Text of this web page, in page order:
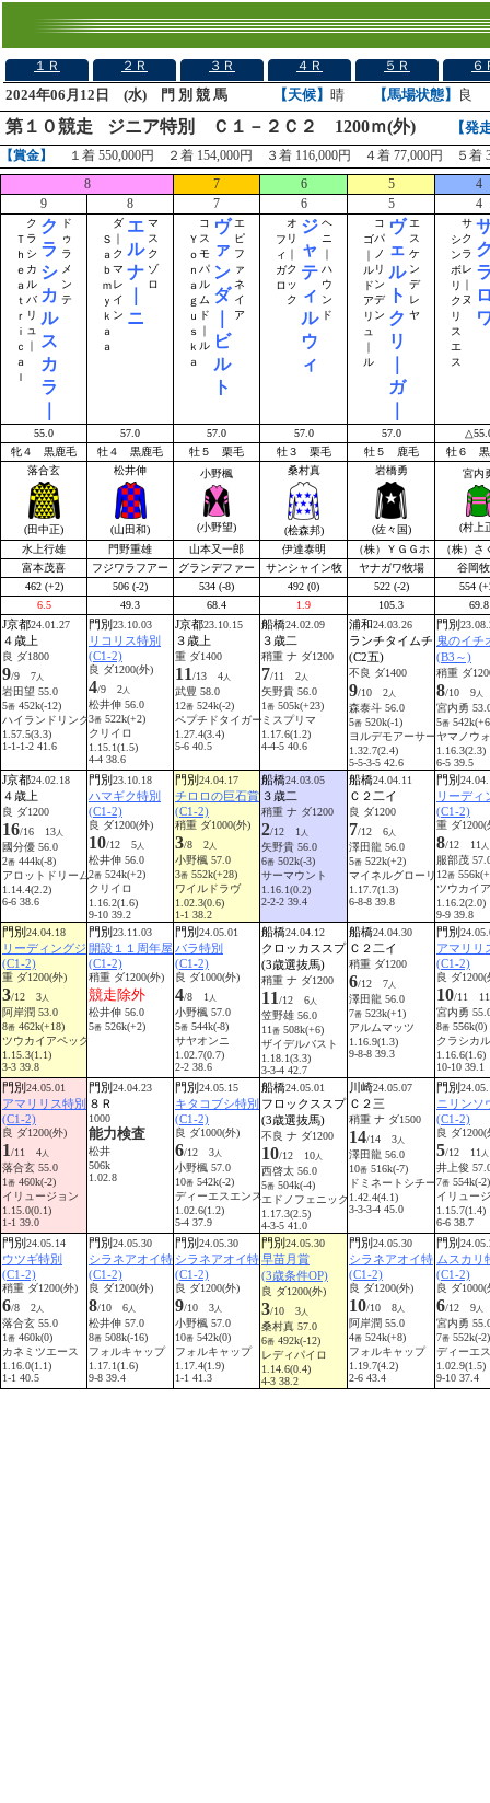
１Ｒ ２Ｒ ３Ｒ ４Ｒ ５Ｒ ６
2024年06月12日 (水) 門 別 競 馬 【天候】 晴 【馬場状態】 良
第１０競走 ジニア特別 Ｃ１－２Ｃ２ 1200ｍ(外) 【発
【賞金】
１着 550,000円 ２着 154,000円 ３着 116,000円 ４着 77,000円 ５着
8
7 6 5
4
9
8 7 6 5 4
Ｔ
ｈ
ｅ
ａ
ｔ
ｒ
ｉ
ｃ
ａ
ｌ
ク
ラ
シ
カ
ル
バ
リ
ュ
｜
ク
ラ
シ
カ
ル
ス
カ
ラ
｜
ド
ゥ
ラ
メ
ン
テ
Ｓ
ａ
ｂ
ｍ
ｙ
ｋ
ａ
ａ
ダ
｜
ク
マ
レ
イ
ン
エ
ル
ナ
｜
ニ
マ
ス
ク
ゾ
ロ
Ｙ
ｏ
ｎ
ａ
ｇ
ｕ
ｓ
ｋ
ａ
コ
ス
モ
パ
ル
ム
ド
｜
ル
ヴ
ァ
ン
ダ
｜
ビ
ル
ト
エ
ピ
フ
ァ
ネ
イ
ア
フ
ィ
ガ
ロ
オ
リ
｜
ク
ッ
ク
ジ
ャ
テ
ィ
ル
ウ
ィ
ヘ
ニ
｜
ハ
ウ
ン
ド
ゴ
｜
ル
ド
ア
リ
ュ
｜
ル
コ
パ
ノ
リ
ン
デ
ン
ヴ
ェ
ル
ト
ク
リ
｜
ガ
｜
エ
ス
ケ
ン
デ
レ
ヤ
シ
ン
ボ
リ
ク
リ
ス
エ
ス
サ
ク
ラ
レ
｜
ヌ
55.0 57.0 57.0 57.0 57.0
牝４ 黒鹿毛
牡４ 黒鹿毛 牡５ 栗毛 牡３ 栗毛 牡５ 鹿毛
牡６ 黒
落合玄
(田中正)
松井伸
(山田和)
小野楓
(小野望)
桑村真
(桧森邦)
岩橋勇
(佐々国)
宮内
(村上
水上行雄
門野重雄 山本又一郎 伊達泰明 （株）ＹＧＧホ
（株）さ
富本茂喜
フジワラフアー グランデファー サンシャイン牧 ヤナガワ牧場
谷岡
462 (+2)
506 (-2) 534 (-8) 492 (0) 522 (-2)
554
6.5
49.3 68.4 1.9 105.3 69.8
J京都24.01.27
４歳上
良 ダ1800
9/9 7人
岩田望 55.0
5番 452k(-12)
ハイランドリンク
1.57.5(3.3)
1-1-1-2 41.6
門別23.10.03
リコリス特別
(C1-2)
良 ダ1200(外)
4/9 2人
松井伸 56.0
3番 522k(+2)
クリイロ
1.15.1(1.5)
4-4 38.6
J京都23.10.15
３歳上
重 ダ1400
11/13 4人
武豊 58.0
12番 524k(-2)
ペプチドタイガー
1.27.4(3.4)
5-6 40.5
船橋24.02.09
３歳二
稍重 ナ ダ1200
7/11 2人
矢野貴 56.0
1 番 505k(+23)
ミスプリマ
1.17.6(1.2)
4-4-5 40.6
浦和24.03.26
ランチタイムチ
(C2五)
不良 ダ1400
9/10 2人
森泰斗 56.0
5番 520k(-1)
ヨルデモアーサー
1.32.7(2.4)
5-5-3-5 42.6
門別
鬼のイチ
(B3～)
稍重 ダ
8/10 9人
宮内勇
5番
ヤマノウ
1.16.3(2.3)
6-5 39.5
J京都24.02.18
４歳上
良 ダ1200
16/16 13人
國分優 56.0
2番 444k(-8)
アロットドリーム
1.14.4(2.2)
6-6 38.6
門別23.10.18
ハマギク特別
(C1-2)
良 ダ1200(外)
10/12 5人
松井伸 56.0
2番 524k(+2)
クリイロ
1.16.2(1.6)
9-10 39.2
門別24.04.17
チロロの巨石賞
(C1-2)
稍重 ダ1000(外)
3/8 2人
小野楓 57.0
3番 552k(+28)
ワイルドラヴ
1.02.3(0.6)
1-1 38.2
船橋24.03.05
３歳二
稍重 ナ ダ1200
2/12 1 人
矢野貴 56.0
6番 502k(-3)
サーマウント
1.16.1(0.2)
2-2-2 39.4
船橋24.04.11
Ｃ２二イ
良 ダ1200
7/12 6人
澤田龍 56.0
5番 522k(+2)
マイネルグローリ
1.17.7(1.3)
6-8-8 39.8
門別
リーディ
(C1-2)
重 ダ1200(
8/12 11 人
服部茂
12番
ツウカイ
1.16.2(2.0)
9-9 39.8
門別24.04.18
リーディングジ
(C1-2)
重 ダ1200(外)
3/12 3人
阿岸潤 53.0
8番 462k(+18)
ツウカイアペック
1.15.3(1.1)
3-3 39.8
門別23.11.03
開設１１周年屋
(C1-2)
稍重 ダ1200(外)
競走除外
松井伸 56.0
5番 526k(+2)
門別24.05.01
バラ特別
(C1-2)
良 ダ1000(外)
4/8 1 人
小野楓 57.0
5番 544k(-8)
サヤオンニ
1.02.7(0.7)
2-2 38.6
船橋24.04.12
クロッカススプ
(3歳選抜馬)
稍重 ナ ダ1200
11/12 6人
笠野雄 56.0
11 番 508k(+6)
ザイデルバスト
1.18.1(3.3)
3-3-4 42.7
船橋24.04.30
Ｃ２二イ
稍重 ダ1200
6/12 7人
澤田龍 56.0
7番 523k(+1)
アルムマッツ
1.16.9(1.3)
9-8-8 39.3
門別
アマリリ
(C1-2)
良 ダ1200(
10/11 11
宮内勇
8番 556k(0)
クラシカ
1.16.6(1.6)
10-10 39.1
門別24.05.01
アマリリス特別
(C1-2)
良 ダ1200(外)
1/11 4人
落合玄 55.0
1 番 460k(-2)
イリュージョン
1.15.0(0.1)
1-1 39.0
門別24.04.23
８Ｒ
1000
能力検査
松井
506k
1.02.8
門別24.05.15
キタコブシ特別
(C1-2)
良 ダ1000(外)
6/12 3人
小野楓 57.0
10番 542k(-2)
ディーエスエンス
1.02.6(1.2)
5-4 37.9
船橋24.05.01
フロックススプ
(3歳選抜馬)
不良 ナ ダ1200
10/12 10人
西啓太 56.0
5番 504k(-4)
エドノフェニック
1.17.3(2.5)
4-3-5 41.0
川崎24.05.07
Ｃ２三
稍重 ナ ダ1500
14/14 3人
澤田龍 56.0
10番 516k(-7)
ドミネートシチー
1.42.4(4.1)
3-3-3-4 45.0
門別
ニリンソ
(C1-2)
良 ダ1200(
5/12 11 人
井上俊
7番 554k(-2)
イリュー
1.15.7(1.4)
6-6 38.7
門別24.05.14
ウツギ特別
(C1-2)
稍重 ダ1200(外)
6/8 2人
落合玄 55.0
1 番 460k(0)
カネミツエース
1.16.0(1.1)
1-1 40.5
門別24.05.30
シラネアオイ特
(C1-2)
良 ダ1200(外)
8/10 6人
松井伸 57.0
8番 508k(-16)
フォルキャップ
1.17.1(1.6)
9-8 39.4
門別24.05.30
シラネアオイ特
(C1-2)
良 ダ1200(外)
9/10 3人
小野楓 57.0
10番 542k(0)
フォルキャップ
1.17.4(1.9)
1-1 41.3
門別24.05.30
早苗月賞
(3歳条件OP)
良 ダ1200(外)
3/10 3人
桑村真 57.0
6番 492k(-12)
レディパイロ
1.14.6(0.4)
4-3 38.2
門別24.05.30
シラネアオイ特
(C1-2)
良 ダ1200(外)
10/10 8人
阿岸潤 55.0
4番 524k(+8)
フォルキャップ
1.19.7(4.2)
2-6 43.4
門別
ムスカリ
(C1-2)
良 ダ1000(
6/12 9人
宮内勇
7番 552k(-2)
ディーエ
1.02.9(1.5)
9-10 37.4